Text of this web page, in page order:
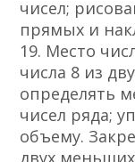
чисел;
прямых и
19. Место
числа 8 из
определять
чисел ряда;
объему.
двух